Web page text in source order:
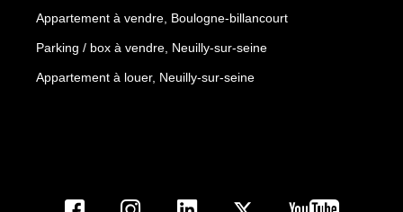
Appartement à vendre, Boulogne-billancourt
Parking / box à vendre, Neuilly-sur-seine
Appartement à louer, Neuilly-sur-seine